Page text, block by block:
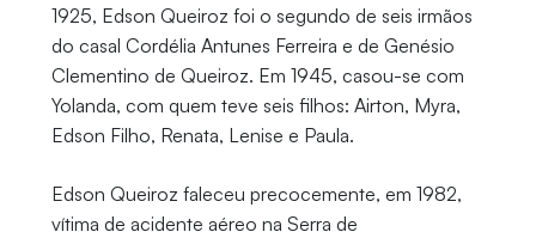
1925, Edson Queiroz foi o segundo de seis irmãos
do casal Cordélia Antunes Ferreira e de Genésio
Clementino de Queiroz. Em 1945, casou-se com
Yolanda, com quem teve seis filhos: Airton, Myra,
Edson Filho, Renata, Lenise e Paula.
Edson Queiroz faleceu precocemente, em 1982,
vítima de acidente aéreo na Serra de